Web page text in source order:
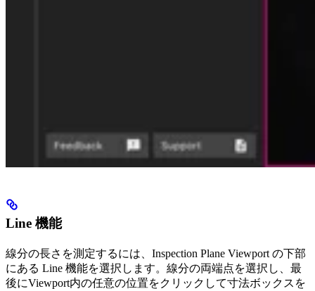
Line 機能
線分の長さを測定するには、Inspection Plane Viewport の下部
にある Line 機能を選択します。線分の両端点を選択し、最
後にViewport内の任意の位置をクリックして寸法ボックスを